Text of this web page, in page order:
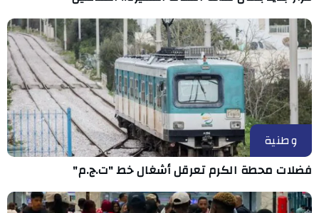
وطنية
فضلات محطة الكرم تعرقل أشغال خط "ت.ج.م"